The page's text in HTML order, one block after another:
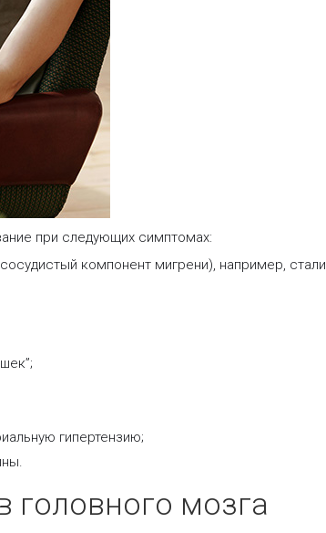
при следующих симптомах:
компонент мигрени), например, стали
гипертензию;
головного мозга